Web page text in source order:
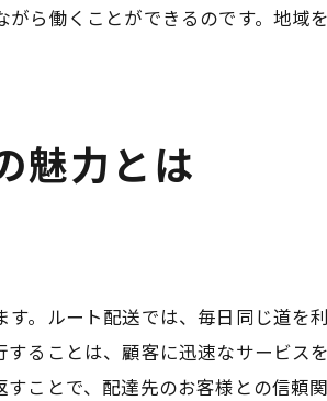
スタートしよう
ら働くことができるのです。地域
魅力とは
。ルート配送では、毎日同じ道を
ることは、顧客に迅速なサービス
ことで、配達先のお客様との信頼